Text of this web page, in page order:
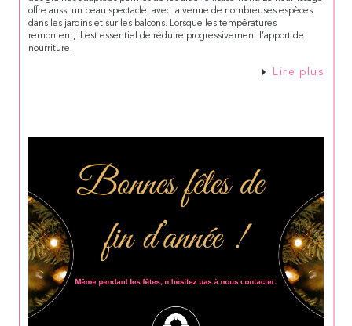
offre aussi un beau spectacle, avec la venue de nombreuses espèces
dans les jardins et sur les balcons. Lorsque les températures
remontent, il est essentiel de réduire progressivement l’apport de
nourriture.
Lire plus